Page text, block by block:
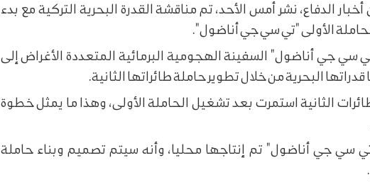
الدفاع، نشر أمس الأحد، تم مناقشة القدرة البحرية التركية مع بدء
الأولى "تي سي جي أناضول".
سي جي أناضول" السفينة الهجومية البرمائية المتعددة الأغراض إلى
الثانية استمرت بعد تشغيل الحاملة الأولى، وهذا ما يمثل خطوة
على أن 70% من "تي سي جي أناضول" تم إنتاجها محليا، وأنه سيتم تصميم وبناء حاملة